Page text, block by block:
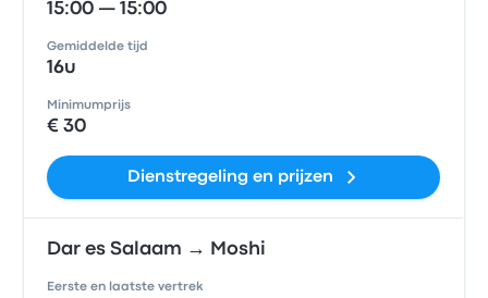
15:00 — 15:00
Gemiddelde tijd
16u
Minimumprijs
€ 30
Dienstregeling en prijzen
Dar es Salaam → Moshi
Eerste en laatste vertrek